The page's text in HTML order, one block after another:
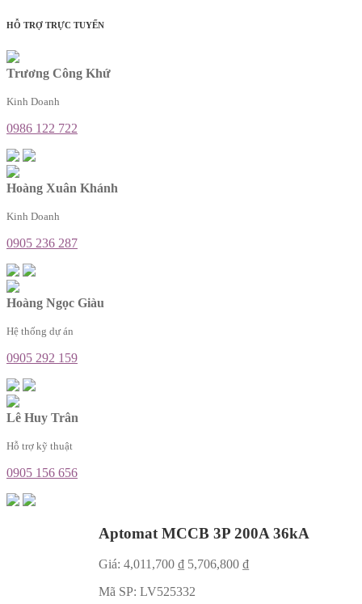
HỖ TRỢ TRỰC TUYẾN
Trương Công Khứ
Kinh Doanh
0986 122 722
Hoàng Xuân Khánh
Kinh Doanh
0905 236 287
Hoàng Ngọc Giàu
Hệ thống dự án
0905 292 159
Lê Huy Trân
Hỗ trợ kỹ thuật
0905 156 656
Aptomat MCCB 3P 200A 36kA
Giá: 4,011,700 ₫ 5,706,800 ₫
Mã SP: LV525332